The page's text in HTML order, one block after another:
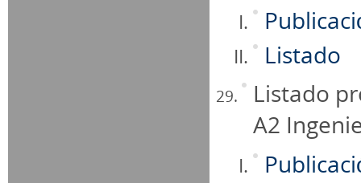
Listado
Listado
A2